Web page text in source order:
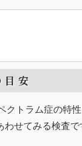
安
クトラム症の特
せてみる検査で